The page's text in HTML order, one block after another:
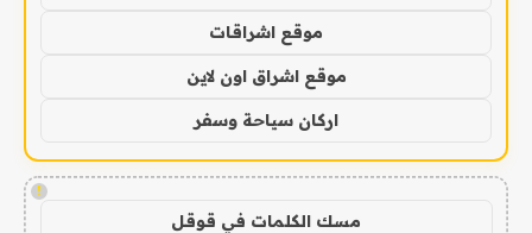
موقع اشراقات
موقع اشراق اون لاين
اركان سياحة وسفر
!
مسك الكلمات في قوقل